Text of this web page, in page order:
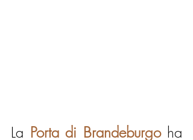
La Porta di Brandeburgo ha